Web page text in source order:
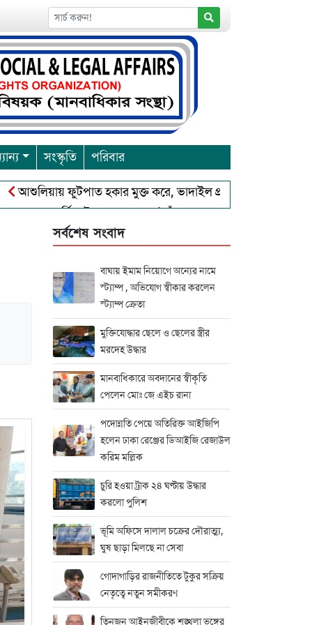
সংস্কৃতি পরিবার
ফুটপাত হকার মুক্ত করে, ভাদাইল প্রাইমারি ফ্রেন্ডস ক্লাব এর
পূর্নিমা উৎসব শুরু চাঁদপুরে বাংলাদেশ আহলে সুন্নাত ওয়াল
সর্বশেষ সংবাদ
বাঘায় ইমাম নিয়োগে অন্যের নামে
স্ট্যাম্প , অভিযোগ স্বীকার করলেন
স্ট্যাম্প ক্রেতা
মুক্তিযোদ্ধার ছেলে ও ছেলের স্ত্রীর
মরদেহ উদ্ধার
মানবাধিকারে অবদানের স্বীকৃতি
পেলেন মোঃ জে এইচ রানা
পদোন্নতি পেয়ে অতিরিক্ত আইজিপি
হলেন ঢাকা রেঞ্জের ডিআইজি রেজাউল
করিম মল্লিক
চুরি হওয়া ট্রাক ২৪ ঘণ্টায় উদ্ধার
করলো পুলিশ
ভূমি অফিসে দালাল চক্রের দৌরাত্ম্য,
ঘুষ ছাড়া মিলছে না সেবা
গোদাগাড়ির রাজনীতিতে টুকুর সক্রিয়
নেতৃত্বে নতুন সমীকরণ
তিনজন আইনজীবীকে শৃঙ্খলা ভঙ্গের